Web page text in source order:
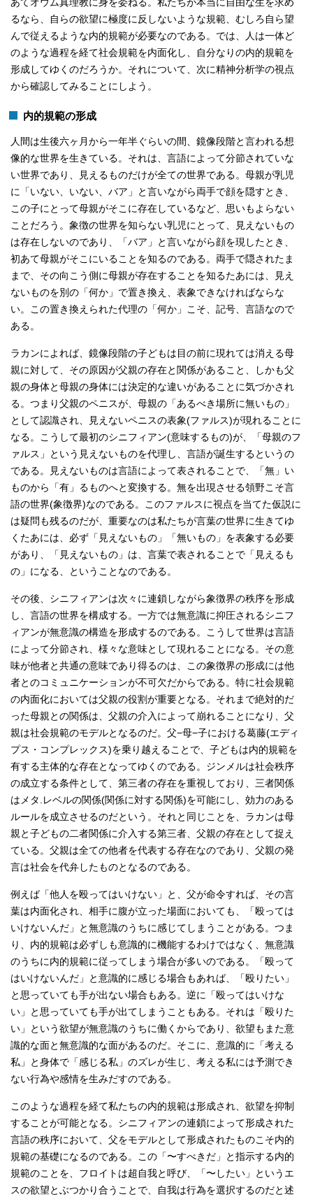
あてオウム真理教に身を委ねる。私たちが本当に自由な生を求め
るなら、自らの欲望に極度に反しないような規範、むしろ自ら望
んで従えるような内的規範が必要なのである。では、人は一体ど
のような過程を経て社会規範を内面化し、自分なりの内的規範を
形成してゆくのだろうか。それについて、次に精神分析学の視点
から確認してみることにしよう。
内的規範の形成
人間は生後六ヶ月から一年半ぐらいの間、鏡像段階と言われる想
像的な世界を生きている。それは、言語によって分節されていな
い世界であり、見えるものだけが全ての世界である。母親が乳児
に「いない、いない、バア」と言いながら両手で顔を隠すとき、
この子にとって母親がそこに存在しているなど、思いもよらない
ことだろう。象徴の世界を知らない乳児にとって、見えないもの
は存在しないのであり、「バア」と言いながら顔を現したとき、
初あて母親がそこにいることを知るのである。両手で隠されたま
まで、その向こう側に母親が存在することを知るたあには、見え
ないものを別の「何か」で置き換え、表象できなければならな
い。この置き換えられた代理の「何か」こそ、記号、言語なので
ある。
ラカンによれば、鏡像段階の子どもは目の前に現れては消える母
親に対して、その原因が父親の存在と関係があること、しかも父
親の身体と母親の身体には決定的な違いがあることに気づかされ
る。つまり父親のペニスが、母親の「あるべき場所に無いもの」
として認識され、見えないペニスの表象(ファルス)が現れることに
なる。こうして最初のシニフィアン(意味するもの)が、「母親のフ
ァルス」という見えないものを代理し、言語が誕生するというの
である。見えないものは言語によって表されることで、「無」い
ものから「有」るものへと変換する。無を出現させる領野こそ言
語の世界(象徴界)なのである。このファルスに視点を当てた仮説に
は疑問も残るのだが、重要なのは私たちが言葉の世界に生きてゆ
くたあには、必ず「見えないもの」「無いもの」を表象する必要
があり、「見えないもの」は、言葉で表されることで「見えるも
の」になる、ということなのである。
その後、シニフィアンは次々に連鎖しながら象徴界の秩序を形成
し、言語の世界を構成する。一方では無意識に抑圧されるシニフ
ィアンが無意識の構造を形成するのである。こうして世界は言語
によって分節され、様々な意味として現れることになる。その意
味が他者と共通の意味であり得るのは、この象徴界の形成には他
者とのコミュニケーションが不可欠だからである。特に社会規範
の内面化においては父親の役割が重要となる。それまで絶対的だ
った母親との関係は、父親の介入によって崩れることになり、父
親は社会規範のモデルとなるのだ。父−母−子における葛藤(エディ
プス・コンプレックス)を乗り越えることで、子どもは内的規範を
有する主体的な存在となってゆくのである。ジンメルは社会秩序
の成立する条件として、第三者の存在を重視しており、三者関係
はメタ.レベルの関係(関係に対する関係)を可能にし、効力のある
ルールを成立させるのだという。それと同じことを、ラカンは母
親と子どもの二者関係に介入する第三者、父親の存在として捉え
ている。父親は全ての他者を代表する存在なのであり、父親の発
言は社会を代弁したものとなるのである。
例えば「他人を殴ってはいけない」と、父が命令すれば、その言
葉は内面化され、相手に腹が立った場面においても、「殴っては
いけないんだ」と無意識のうちに感じてしまうことがある。つま
り、内的規範は必ずしも意識的に機能するわけではなく、無意識
のうちに内的規範に従ってしまう場合が多いのである。「殴って
はいけないんだ」と意識的に感じる場合もあれば、「殴りたい」
と思っていても手が出ない場合もある。逆に「殴ってはいけな
い」と思っていても手が出てしまうこともある。それは「殴りた
い」という欲望が無意識のうちに働くからであり、欲望もまた意
識的な面と無意識的な面があるのだ。そこに、意識的に「考える
私」と身体で「感じる私」のズレが生じ、考える私には予測でき
ない行為や感情を生みだすのである。
このような過程を経て私たちの内的規範は形成され、欲望を抑制
することが可能となる。シニフィアンの連鎖によって形成された
言語の秩序において、父をモデルとして形成されたものこそ内的
規範の基礎になるのである。この「〜すべきだ」と指示する内的
規範のことを、フロイトは超自我と呼び、「〜したい」というエ
スの欲望とぶつかり合うことで、自我は行為を選択するのだと述